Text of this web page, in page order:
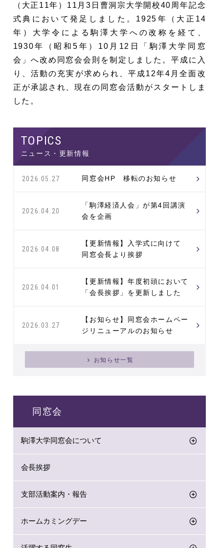
（大正11年）11月3日曹洞宗大学開校40周年記念
式典において発足しました。1925年（大正14
年）大学令による駒澤大学への改称を経て、
1930年（昭和5年）10月12日「駒澤大学同窓
会」へ改め同窓会会則を制定しました。平成に入
り、活動の充実が求められ、平成12年4月全面改
正が承認され、現在の同窓会活動がスタートしま
した。
ニュース・更新情報
2026.05.27 同窓会HP 移転のお知らせ
2026.04.20
「駒澤経済人会」が第4回講演
会を企画
2026.04.08
【更新情報】入学式に向けて
同窓会長より挨拶
2026.04.01
【更新情報】年度初頭において
「会長挨拶」を更新しました
2026.03.27
【お知らせ】同窓会ホームペー
ジリニューアルのお知らせ
お知らせ一覧
同窓会
駒澤大学同窓会について
会長挨拶
支部活動案内・報告
ホームカミングデー